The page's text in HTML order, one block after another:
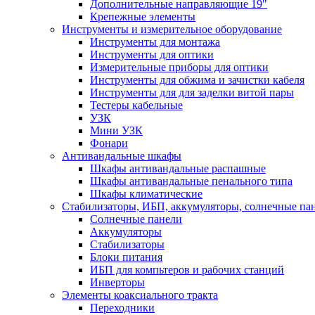
Дополнительные направляющие 19"
Крепежные элементы
Инструменты и измерительное оборудование
Инструменты для монтажа
Инструменты для оптики
Измерительные приборы для оптики
Инструменты для обжима и зачистки кабеля
Инструменты для для заделки витой пары
Тестеры кабельные
УЗК
Мини УЗК
Фонари
Антивандальные шкафы
Шкафы антивандальные распашные
Шкафы антивандальные пенального типа
Шкафы климатические
Стабилизаторы, ИБП, аккумуляторы, солнечные
Солнечные панели
Аккумуляторы
Стабилизаторы
Блоки питания
ИБП для компьтеров и рабочих станций
Инверторы
Элементы коаксиального тракта
Переходники